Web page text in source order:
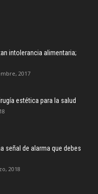
intolerancia alimentaria;
2017
estética para la salud
señal de alarma que debes
2018